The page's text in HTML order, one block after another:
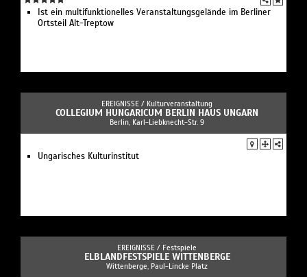
Ist ein multifunktionelles Veranstaltungsgelände im Berliner
Ortsteil Alt-Treptow
EREIGNISSE / Kulturveranstaltung
COLLEGIUM HUNGARICUM BERLIN HAUS UNGARN
Berlin, Karl-Liebknecht-Str. 9
Ungarisches Kulturinstitut
EREIGNISSE / Festspiele
ELBLANDFESTSPIELE WITTENBERGE
Wittenberge, Paul-Lincke Platz